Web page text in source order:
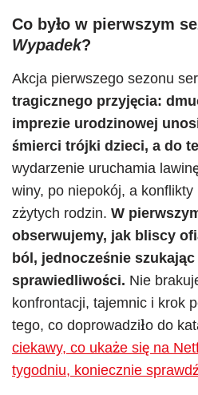
Co było w pierwszym
Wypadek?
Akcja pierwszego sezonu
tragicznego przyjęcia:
imprezie urodzinowej
śmierci trójki dzieci, a do
wydarzenie uruchamia
winy, po niepokój, a
zżytych rodzin. W
obserwujemy, jak bliscy
ból, jednocześnie
sprawiedliwości. Nie
konfrontacji, tajemnic i krok
tego, co doprowadziło do
ciekawy, co ukaże się na
tygodniu, koniecznie